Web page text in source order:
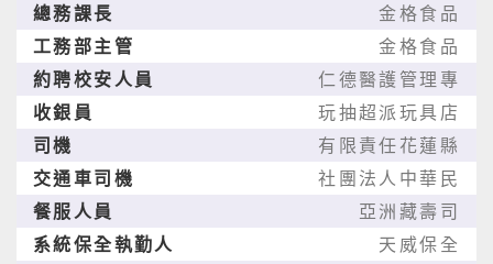
總務課長
金格食品
工務部主管
金格食品
約聘校安人員
仁德醫護管理專
收銀員
玩抽超派玩具店
司機
有限責任花蓮縣
交通車司機
社團法人中華民
餐服人員
亞洲藏壽司
系統保全執勤人
天威保全